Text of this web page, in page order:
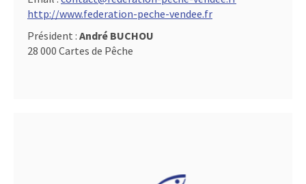
http://www.federation-peche-vendee.fr
Président : André BUCHOU
28 000 Cartes de Pêche